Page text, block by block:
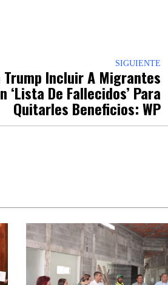
SIGUIENTE
Trump Incluir A Migrantes
‘lista De Fallecidos’ Para
Quitarles Beneficios: WP